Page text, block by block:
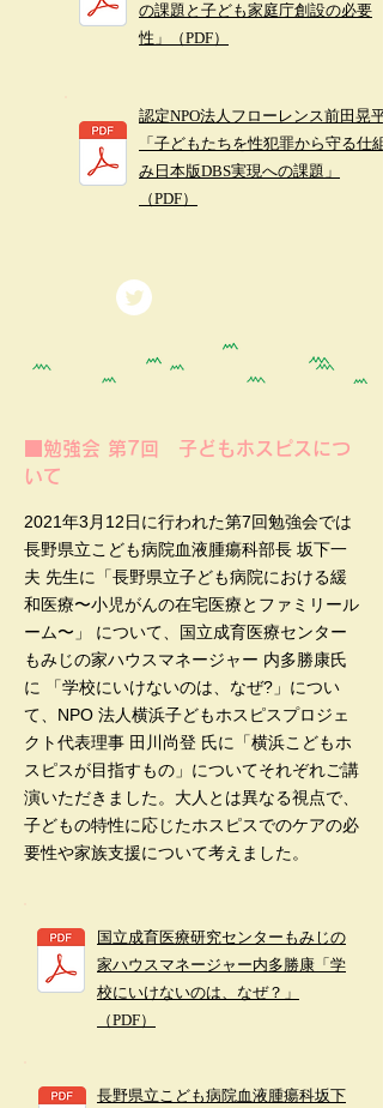
の課題と子ども家庭庁創設の必要
性」（PDF）
認定NPO法人フローレンス前田晃平
「子どもたちを性犯罪から守る仕組
み日本版DBS実現への課題」
（PDF）
■勉強会 第7回 子どもホスピスにつ
いて
2021年3月12日に行われた第7回勉強会では
長野県立こども病院血液腫瘍科部長 坂下一
夫 先生に「長野県立子ども病院における緩
和医療〜小児がんの在宅医療とファミリール
ーム〜」 について、国立成育医療センター
もみじの家ハウスマネージャー 内多勝康氏
に 「学校にいけないのは、なぜ?」につい
て、NPO 法人横浜子どもホスピスプロジェ
クト代表理事 田川尚登 氏に「横浜こどもホ
スピスが目指すもの」についてそれぞれご講
演いただきました。大人とは異なる視点で、
子どもの特性に応じたホスピスでのケアの必
要性や家族支援について考えました。
国立成育医療研究センターもみじの
家ハウスマネージャー内多勝康「学
校にいけないのは、なぜ？」
（PDF）
長野県立こども病院血液腫瘍科坂下